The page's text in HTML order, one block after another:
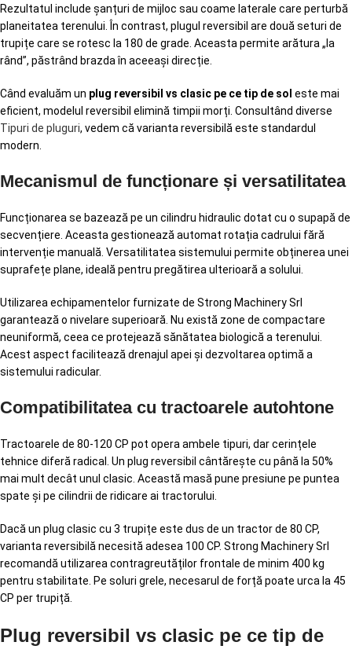
Rezultatul include șanțuri de mijloc sau coame laterale care perturbă
planeitatea terenului. În contrast, plugul reversibil are două seturi de
trupițe care se rotesc la 180 de grade. Aceasta permite arătura „la
rând”, păstrând brazda în aceeași direcție.
Când evaluăm un plug reversibil vs clasic pe ce tip de sol este mai
eficient, modelul reversibil elimină timpii morți. Consultând diverse
Tipuri de pluguri, vedem că varianta reversibilă este standardul
modern.
Mecanismul de funcționare și versatilitatea
Funcționarea se bazează pe un cilindru hidraulic dotat cu o supapă de
secvențiere. Aceasta gestionează automat rotația cadrului fără
intervenție manuală. Versatilitatea sistemului permite obținerea unei
suprafețe plane, ideală pentru pregătirea ulterioară a solului.
Utilizarea echipamentelor furnizate de Strong Machinery Srl
garantează o nivelare superioară. Nu există zone de compactare
neuniformă, ceea ce protejează sănătatea biologică a terenului.
Acest aspect facilitează drenajul apei și dezvoltarea optimă a
sistemului radicular.
Compatibilitatea cu tractoarele autohtone
Tractoarele de 80-120 CP pot opera ambele tipuri, dar cerințele
tehnice diferă radical. Un plug reversibil cântărește cu până la 50%
mai mult decât unul clasic. Această masă pune presiune pe puntea
spate și pe cilindrii de ridicare ai tractorului.
Dacă un plug clasic cu 3 trupițe este dus de un tractor de 80 CP,
varianta reversibilă necesită adesea 100 CP. Strong Machinery Srl
recomandă utilizarea contragreutăților frontale de minim 400 kg
pentru stabilitate. Pe soluri grele, necesarul de forță poate urca la 45
CP per trupiță.
Plug reversibil vs clasic pe ce tip de